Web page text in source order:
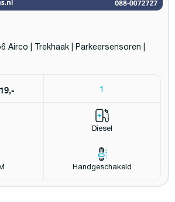
Airco | Trekhaak | Parkeersensoren |
1
Diesel
Handgeschakeld